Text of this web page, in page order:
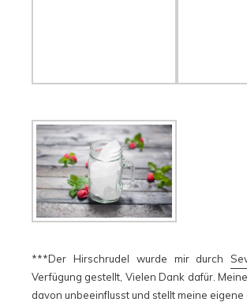
***Der Hirschrudel wurde mir durch
Verfügung gestellt, Vielen Dank dafür.
davon unbeeinflusst und stellt meine